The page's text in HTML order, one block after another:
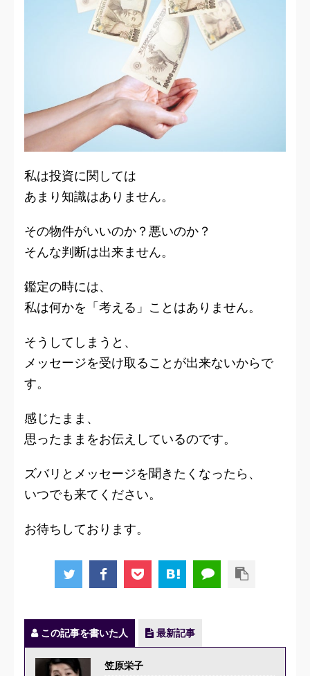
私は投資に関しては
あまり知識はありません。
その物件がいいのか？悪いのか？
そんな判断は出来ません。
鑑定の時には、
私は何かを「考える」ことはありません。
そうしてしまうと、
メッセージを受け取ることが出来ないからで
す。
感じたまま、
思ったままをお伝えしているのです。
ズバリとメッセージを聞きたくなったら、
いつでも来てください。
お待ちしております。
この記事を書いた人 最新記事
笠原栄子